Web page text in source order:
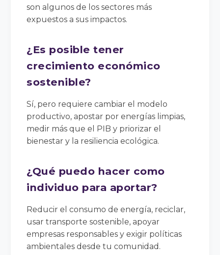
son algunos de los sectores más
expuestos a sus impactos.
¿Es posible tener
crecimiento económico
sostenible?
Sí, pero requiere cambiar el modelo
productivo, apostar por energías limpias,
medir más que el PIB y priorizar el
bienestar y la resiliencia ecológica.
¿Qué puedo hacer como
individuo para aportar?
Reducir el consumo de energía, reciclar,
usar transporte sostenible, apoyar
empresas responsables y exigir políticas
ambientales desde tu comunidad.